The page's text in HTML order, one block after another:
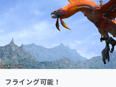
フライング可能！